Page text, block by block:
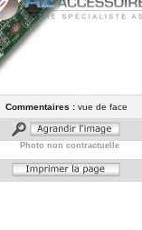
Commentaires :vue de face
Photo non contractuelle